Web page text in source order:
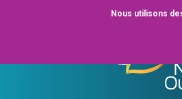
Nous utilisons
Aller